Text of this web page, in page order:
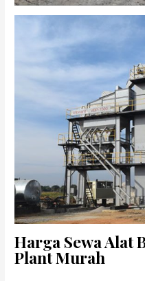
Harga Sewa Alat
Plant Murah